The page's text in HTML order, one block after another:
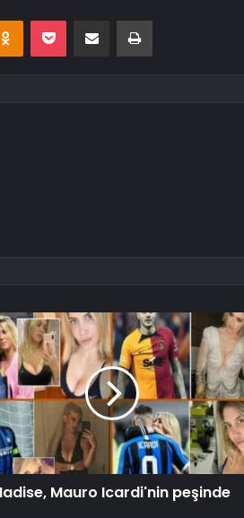
Odnoklassniki
Pocket E-Posta ile paylaş Yazdır
Mauro Icardi'nin peşinde